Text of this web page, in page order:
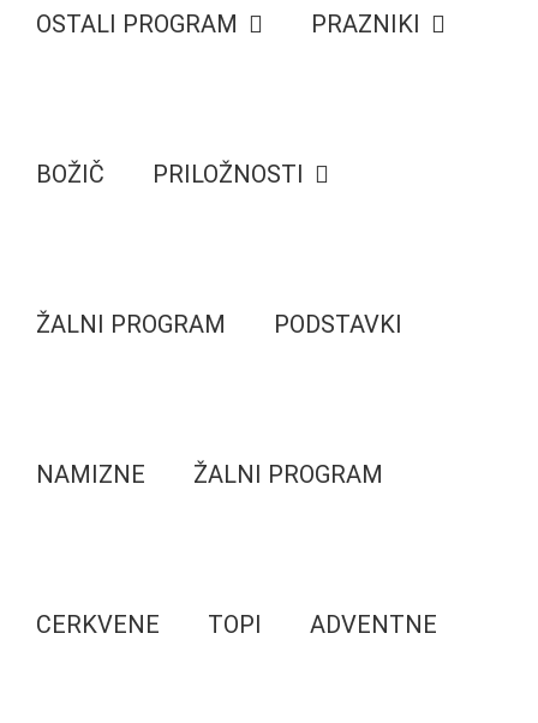
OSTALI PROGRAM PRAZNIKI
BOŽIČ PRILOŽNOSTI
ŽALNI PROGRAM PODSTAVKI
NAMIZNE ŽALNI PROGRAM
CERKVENE TOPI ADVENTNE